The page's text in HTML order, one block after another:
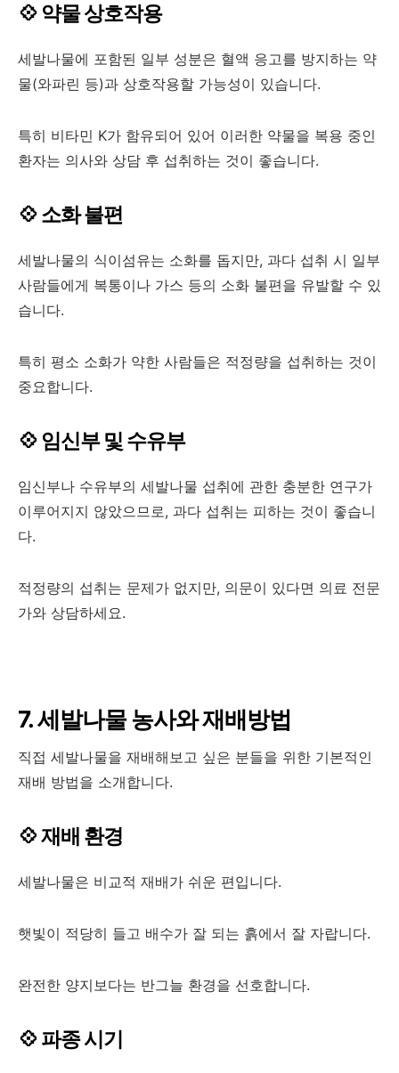
💠 약물 상호작용
세발나물에 포함된 일부 성분은 혈액 응고를 방지하는 약
물(와파린 등)과 상호작용할 가능성이 있습니다.
특히 비타민 K가 함유되어 있어 이러한 약물을 복용 중인
환자는 의사와 상담 후 섭취하는 것이 좋습니다.
💠 소화 불편
세발나물의 식이섬유는 소화를 돕지만, 과다 섭취 시 일부
사람들에게 복통이나 가스 등의 소화 불편을 유발할 수 있
습니다.
특히 평소 소화가 약한 사람들은 적정량을 섭취하는 것이
중요합니다.
💠 임신부 및 수유부
임신부나 수유부의 세발나물 섭취에 관한 충분한 연구가
이루어지지 않았으므로, 과다 섭취는 피하는 것이 좋습니
다.
적정량의 섭취는 문제가 없지만, 의문이 있다면 의료 전문
가와 상담하세요.
7. 세발나물 농사와 재배방법
직접 세발나물을 재배해보고 싶은 분들을 위한 기본적인
재배 방법을 소개합니다.
💠 재배 환경
세발나물은 비교적 재배가 쉬운 편입니다.
햇빛이 적당히 들고 배수가 잘 되는 흙에서 잘 자랍니다.
완전한 양지보다는 반그늘 환경을 선호합니다.
💠 파종 시기